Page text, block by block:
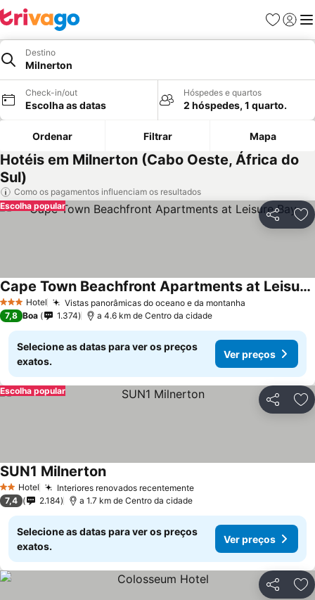
Favoritos
Iniciar
Destino
Milnerton
Check-in/out
Escolha as datas
Hóspedes e quartos
2 hóspedes, 1 quarto.
Ordenar Filtrar Mapa
Hotéis em Milnerton (Cabo Oeste, África do
Sul)
Como os pagamentos influenciam os resultados
Partilhar
Escolha popular
3 EstrelasHotel Vistas panorâmicas do oceano e da montanha
Cape Town Beachfront Apartments at Leisure Bay
7,8 Boa 1.374 a 4.6 km de Centro da cidade
Selecione as datas para ver os preços
exatos.
Ver preços
Partilhar
Escolha popular
2 Estrelas
Hotel Interiores renovados recentemente
SUN1 Milnerton
7,4 2.184 a 1.7 km de Centro da cidade
Selecione as datas para ver os preços
exatos.
Ver preços
Partilhar